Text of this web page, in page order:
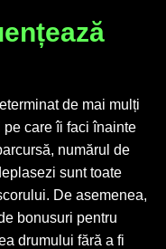
de mai mulți
pe care îi faci înainte
numărul de
sunt toate
De asemenea,
bonusuri pentru
drumului fără a fi